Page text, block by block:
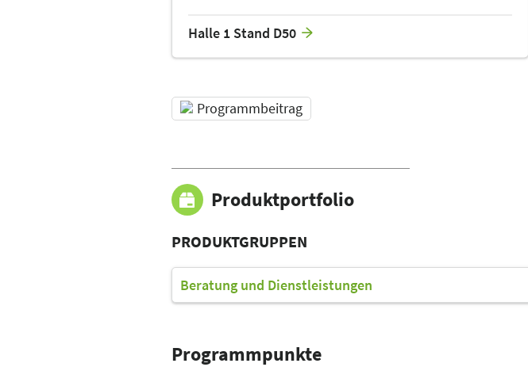
Halle 1 Stand D50
Programmbeitrag
Produktportfolio
PRODUKTGRUPPEN
Beratung und Dienstleistungen
Programmpunkte